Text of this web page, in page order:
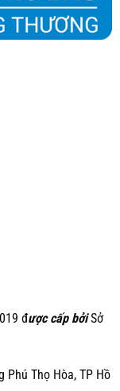
được cấp bởiSở
Thọ Hòa, TP Hồ